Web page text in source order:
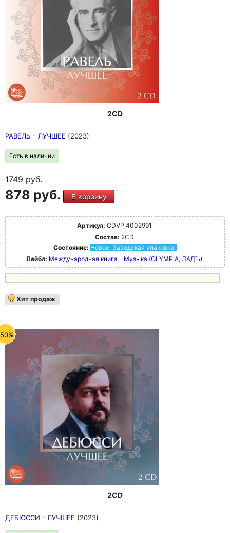
2CD
РАВЕЛЬ - ЛУЧШЕЕ (2023)
Есть в наличии
1749руб.
878 руб. В корзину
Артикул: CDVP 4002991
Состав: 2CD
Состояние: Новое. Заводская упаковка.
Лейбл: Международная книга - Музыка (OLYMPIA, ЛАДЪ)
Хит продаж
2CD
ДЕБЮССИ - ЛУЧШЕЕ (2023)